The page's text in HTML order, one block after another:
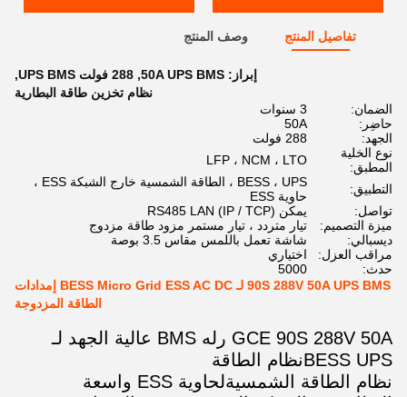
تفاصيل المنتج وصف المنتج
إبراز: 50A UPS BMS
, 288 فولت UPS BMS
,
نظام تخزين طاقة البطارية
الضمان:
3 سنوات
حاضِر:
50A
الجهد:
288 فولت
نوع الخلية
المطبق:
LFP ، NCM ، LTO
التطبيق:
BESS ، UPS ، الطاقة الشمسية خارج الشبكة ESS ،
حاوية ESS
تواصل:
يمكن RS485 LAN (IP / TCP)
ميزة التصميم:
تيار متردد ، تيار مستمر مزود طاقة مزدوج
ديسبالي:
شاشة تعمل باللمس مقاس 3.5 بوصة
مراقب العزل:
اختياري
حدث:
5000
90S 288V 50A UPS BMS لـ BESS Micro Grid ESS AC DC إمدادات
الطاقة المزدوجة
GCE 90S 288V 50A رله BMS عالية الجهد لـ
BESS UPSنظام الطاقة
نظام الطاقة الشمسية
لحاوية ESS واسعة